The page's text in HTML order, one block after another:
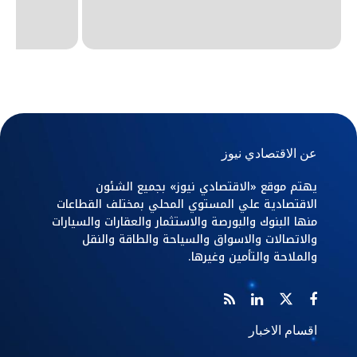
عن الاقتصادي نيوز
يهتم موقع «الاقتصادي نيوز» بجميع الشئون
الاقتصادية علي المستوي المحلي بمختلف القطاعات
منها البنوك والبورصة والاستثمار والعقارات والسيارات
والاتصالات والاسواق والسياحة والطاقة والنقل
والملاحة والتأمين وغيرها.
اقسام الاخبار